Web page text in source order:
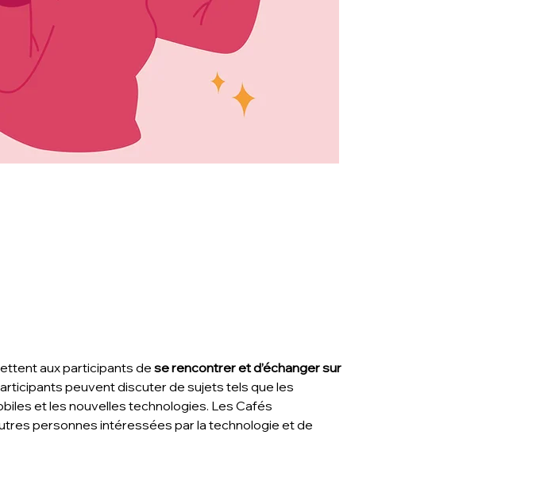
aux participants de se rencontrer et d’échanger sur
peuvent discuter de sujets tels que les
et les nouvelles technologies. Les Cafés
personnes intéressées par la technologie et de